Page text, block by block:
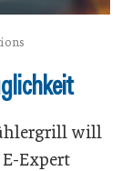
will
Expert